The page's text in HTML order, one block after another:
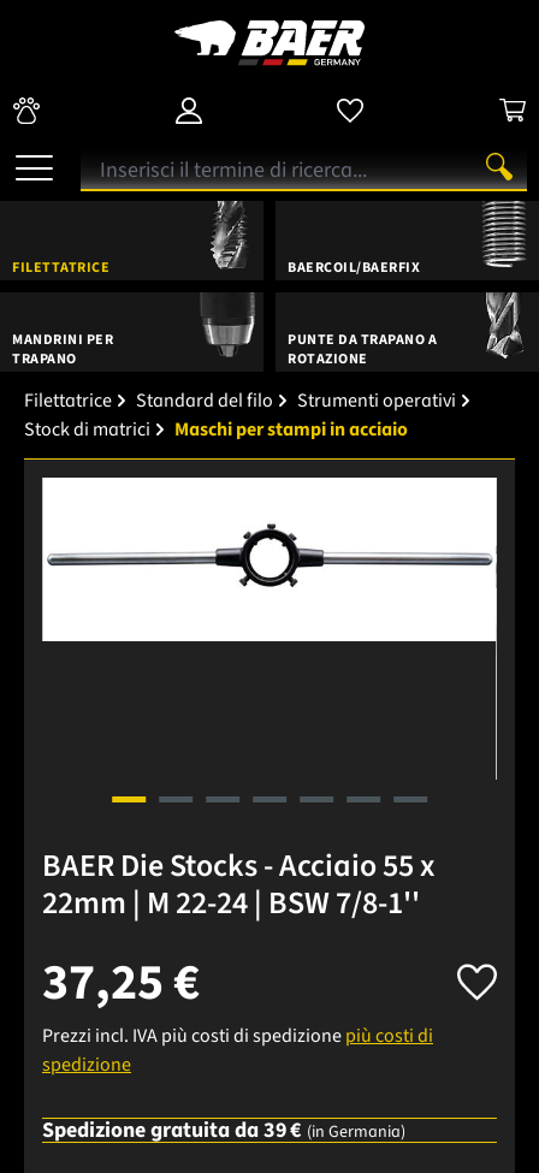
FILETTATRICE BAERCOIL/BAERFIX
MANDRINI PER
TRAPANO
PUNTE DA TRAPANO A
ROTAZIONE
Filettatrice Standard del filo
Strumenti operativi
Stock di matrici
Maschi per stampi in acciaio
BAER Die Stocks - Acciaio 55 x
22mm | M 22-24 | BSW 7/8-1''
37,25 €
Prezzi incl. IVA più costi di spedizionepiù costi di
spedizione
Spedizione gratuita da 39 € (in Germania)